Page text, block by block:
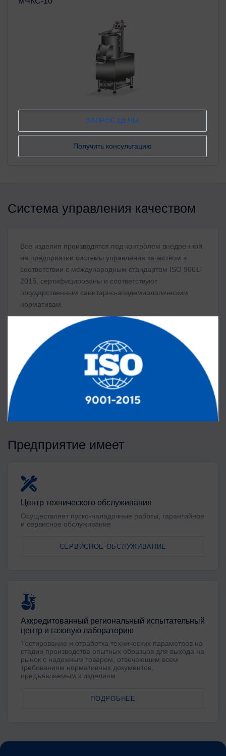
ЗАПРОС ЦЕНЫ
Получить консультацию
Система управления качеством
Все изделия производятся под контролем внедренной
на предприятии системы управления качеством в
соответствии с международным стандартом ISO 9001-
2015, сертифицированы и соответствуют
государственным санитарно-эпидемиологическим
нормативам.
Предприятие имеет
Центр технического обслуживания
Осуществляет пуско-наладочные работы, гарантийное
и сервисное обслуживание
СЕРВИСНОЕ ОБСЛУЖИВАНИЕ
Аккредитованный региональный испытательный
центр и газовую лабораторию
Тестирование и отработка технических параметров на
стадии производства опытных образцов для выхода на
рынок с надежным товаром, отвечающим всем
требованиям нормативных документов,
предъявляемым к изделиям
ПОДРОБНЕЕ